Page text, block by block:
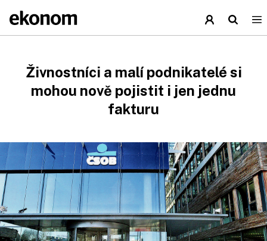
Živnostníci a malí podnikatelé si
mohou nově pojistit i jen jednu
fakturu